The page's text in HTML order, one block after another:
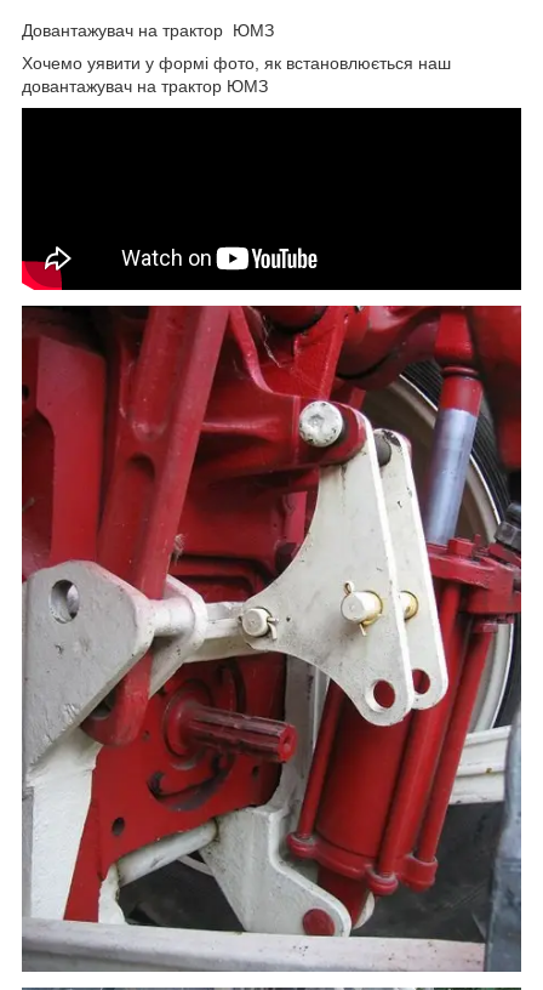
Довантажувач на трактор ЮМЗ
Хочемо уявити у формі фото, як встановлюється наш
довантажувач на трактор ЮМЗ